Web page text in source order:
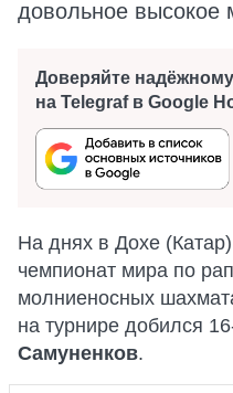
довольное высокое
Доверяйте
на Telegraf в Google
На днях в Дохе
чемпионат мира по
молниеносных
на турнире добился
Самуненков.